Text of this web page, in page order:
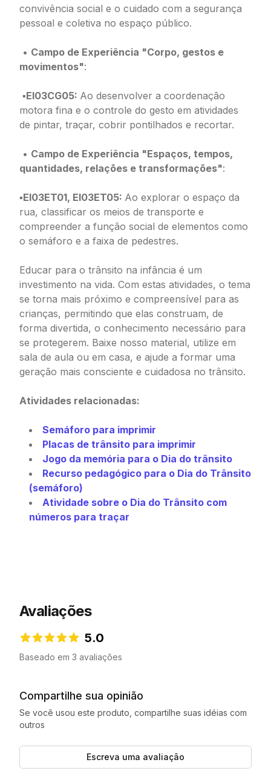
convivência social e o cuidado com a segurança
pessoal e coletiva no espaço público.
• Campo de Experiência "Corpo, gestos e
movimentos":
▪EI03CG05: Ao desenvolver a coordenação
motora fina e o controle do gesto em atividades
de pintar, traçar, cobrir pontilhados e recortar.
• Campo de Experiência "Espaços, tempos,
quantidades, relações e transformações":
▪EI03ET01, EI03ET05: Ao explorar o espaço da
rua, classificar os meios de transporte e
compreender a função social de elementos como
o semáforo e a faixa de pedestres.
Educar para o trânsito na infância é um
investimento na vida. Com estas atividades, o tema
se torna mais próximo e compreensível para as
crianças, permitindo que elas construam, de
forma divertida, o conhecimento necessário para
se protegerem. Baixe nosso material, utilize em
sala de aula ou em casa, e ajude a formar uma
geração mais consciente e cuidadosa no trânsito.
Atividades relacionadas:
Semáforo para imprimir
Placas de trânsito para imprimir
Jogo da memória para o Dia do trânsito
Recurso pedagógico para o Dia do Trânsito
(semáforo)
Atividade sobre o Dia do Trânsito com
números para traçar
Avaliações
5.0
Baseado em 3 avaliações
Compartilhe sua opinião
Se você usou este produto, compartilhe suas idéias com
outros
Escreva uma avaliação